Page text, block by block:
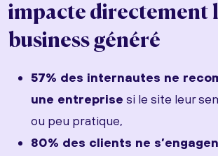
impacte directement
business généré
57% des internautes ne
une entreprise si le site leur
ou peu pratique,
80% des clients ne